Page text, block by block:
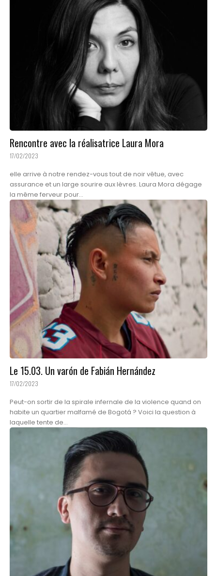
Rencontre avec la réalisatrice Laura Mora
17/02/2023
elle arrive à notre rendez-vous tout de noir vêtue, avec
assurance et un large sourire aux lèvres. Laura Mora dégage
la même ferveur pour...
Le 15.03. Un varón de Fabián Hernández
17/02/2023
Peut-on sortir de la spirale infernale de la violence quand on
habite un quartier malfamé de Bogotá ? Voici la question à
laquelle tente de...